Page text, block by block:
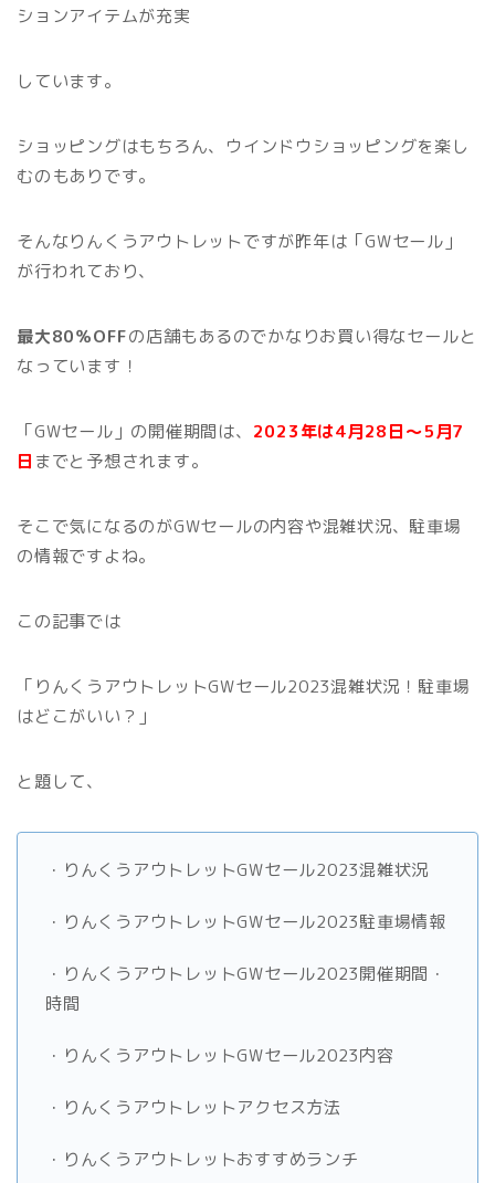
ションアイテムが充実
しています。
ショッピングはもちろん、ウインドウショッピングを楽し
むのもありです。
そんなりんくうアウトレットですが昨年は「GWセール」
が行われており、
最大80％OFFの店舗もあるのでかなりお買い得なセールと
なっています！
「GWセール」の開催期間は、 2023年は4月28日～5月7
日 までと予想されます。
そこで気になるのがGWセールの内容や混雑状況、駐車場
の情報ですよね。
この記事では
「りんくうアウトレットGWセール2023混雑状況！駐車場
はどこがいい？」
と題して、
・りんくうアウトレットGWセール2023混雑状況
・りんくうアウトレットGWセール2023駐車場情報
・りんくうアウトレットGWセール2023開催期間・
時間
・りんくうアウトレットGWセール2023内容
・りんくうアウトレットアクセス方法
・りんくうアウトレットおすすめランチ